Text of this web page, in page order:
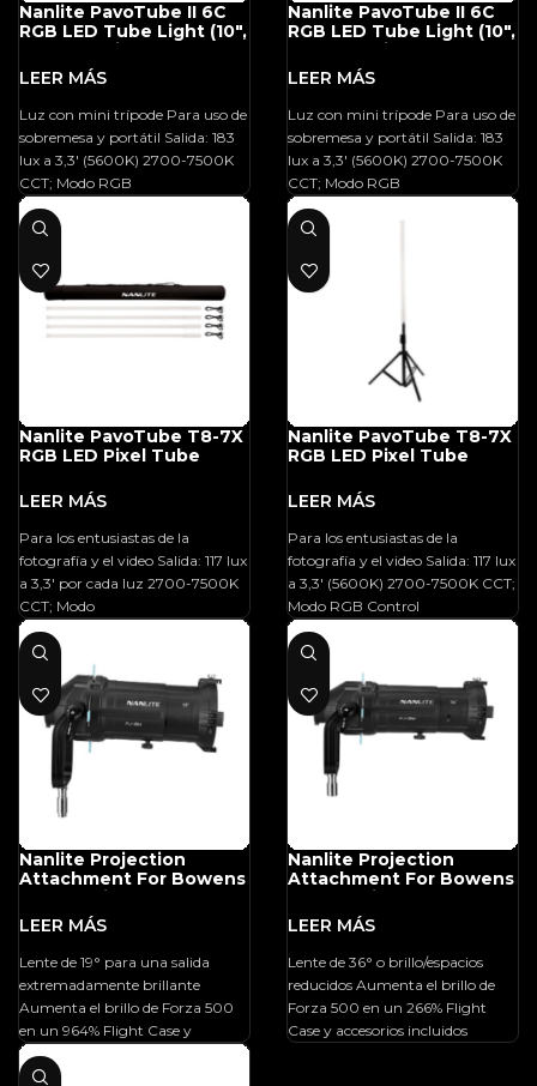
Nanlite PavoTube II 6C
RGB LED Tube Light (10″,
Desktop Kit)
Luz con mini trípode Para uso de
sobremesa y portátil Salida: 183
lux a 3,3′ (5600K) 2700-7500K
CCT; Modo RGB
Nanlite PavoTube II 6C
RGB LED Tube Light (10″,
Desktop Kit)
Luz con mini trípode Para uso de
sobremesa y portátil Salida: 183
lux a 3,3′ (5600K) 2700-7500K
CCT; Modo RGB
Nanlite PavoTube T8-7X
RGB LED Pixel Tube
Para los entusiastas de la
fotografía y el video Salida: 117 lux
a 3,3′ por cada luz 2700-7500K
CCT; Modo
Nanlite PavoTube T8-7X
RGB LED Pixel Tube
Para los entusiastas de la
fotografía y el video Salida: 117 lux
a 3,3′ (5600K) 2700-7500K CCT;
Modo RGB Control
Nanlite Projection
Attachment For Bowens
Lente de 19° para una salida
extremadamente brillante
Aumenta el brillo de Forza 500
en un 964% Flight Case y
Nanlite Projection
Attachment For Bowens
Lente de 36° o brillo/espacios
reducidos Aumenta el brillo de
Forza 500 en un 266% Flight
Case y accesorios incluidos